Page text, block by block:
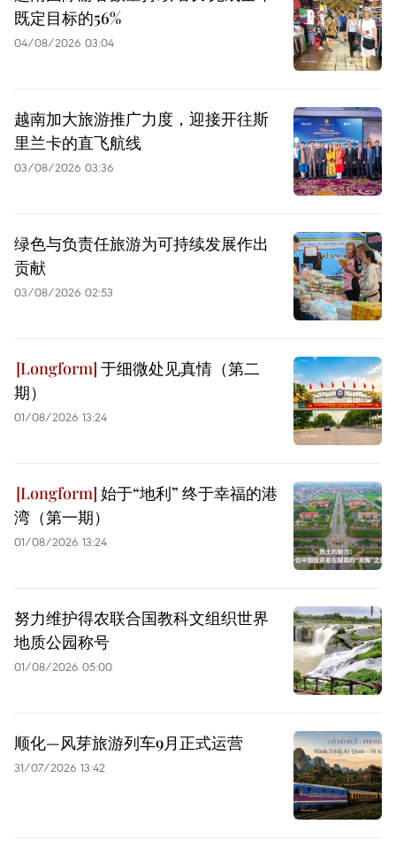
既定目标的56%
04/08/2026 03:04
越南加大旅游推广力度，迎接开往斯
里兰卡的直飞航线
03/08/2026 03:36
绿色与负责任旅游为可持续发展作出
贡献
03/08/2026 02:53
于细微处见真情（第二
期）
01/08/2026 13:24
始于“地利” 终于幸福的港
湾（第一期）
01/08/2026 13:24
努力维护得农联合国教科文组织世界
地质公园称号
01/08/2026 05:00
顺化—风芽旅游列车9月正式运营
31/07/2026 13:42